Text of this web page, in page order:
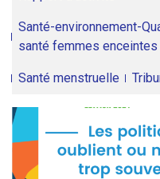
Santé-environnement-
santé femmes enceintes
Santé menstruelle